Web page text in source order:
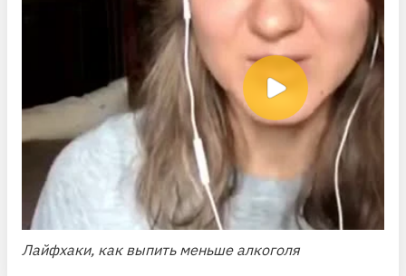
Лайфхаки, как выпить меньше алкоголя